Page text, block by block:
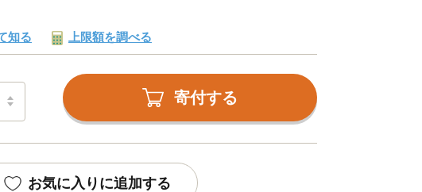
知る 上限額を調べる
寄付する
お気に入りに追加する